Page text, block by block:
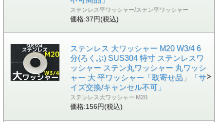
ステンレス平ワッシャー/ステン平ワッシャー
価格:37円(税込)
ステンレス 大ワッシャー M20 W3/4 6
分(ろくぶ) SUS304 特寸 ステンレスワ
ッシャー ステン丸ワッシャー 丸ワッシ
ャー 大 平ワッシャー「取寄せ品」「サ
イズ交換/キャンセル不可」
ステンレス大ワッシャー M20
価格:156円(税込)